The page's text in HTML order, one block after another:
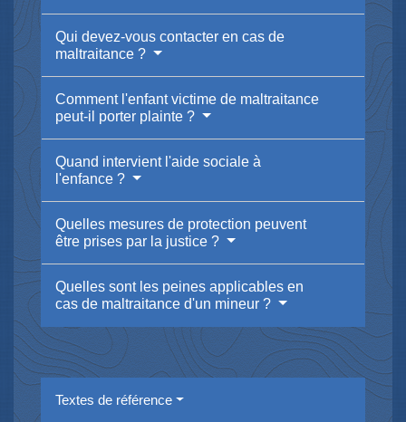
Qui devez-vous contacter en cas de
maltraitance ?
Comment l'enfant victime de maltraitance
peut-il porter plainte ?
Quand intervient l'aide sociale à
l'enfance ?
Quelles mesures de protection peuvent
être prises par la justice ?
Quelles sont les peines applicables en
cas de maltraitance d'un mineur ?
Textes de référence